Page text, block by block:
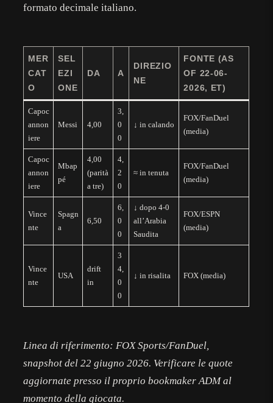
formato decimale italiano.
MER
CAT
O
SEL
EZI
ONE
DA A
DIREZIO
NE
FONTE (AS
OF 22-06-
2026, ET)
Capoc
annon
iere
Messi 4,00
3,
0
0
↓ in calando
FOX/FanDuel
(media)
Capoc
annon
iere
Mbap
pé
4,00
(parità
a tre)
4,
2
0
≈ in tenuta
FOX/FanDuel
(media)
Vince
nte
Spagn
a
6,50
6,
0
0
↓ dopo 4-0
all’Arabia
Saudita
FOX/ESPN
(media)
Vince
nte
USA
drift
in
3
4,
0
0
↓ in risalita FOX (media)
Linea di riferimento: FOX Sports/FanDuel,
snapshot del 22 giugno 2026. Verificare le quote
aggiornate presso il proprio bookmaker ADM al
momento della giocata.